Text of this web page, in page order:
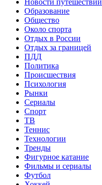
Новости путешествий
Образование
Общество
Около спорта
Отдых в России
Отдых за границей
ПДД
Политика
Происшествия
Психология
Рынки
Сериалы
Спорт
ТВ
Теннис
Технологии
Тренды
Фигурное катание
Фильмы и сериалы
Футбол